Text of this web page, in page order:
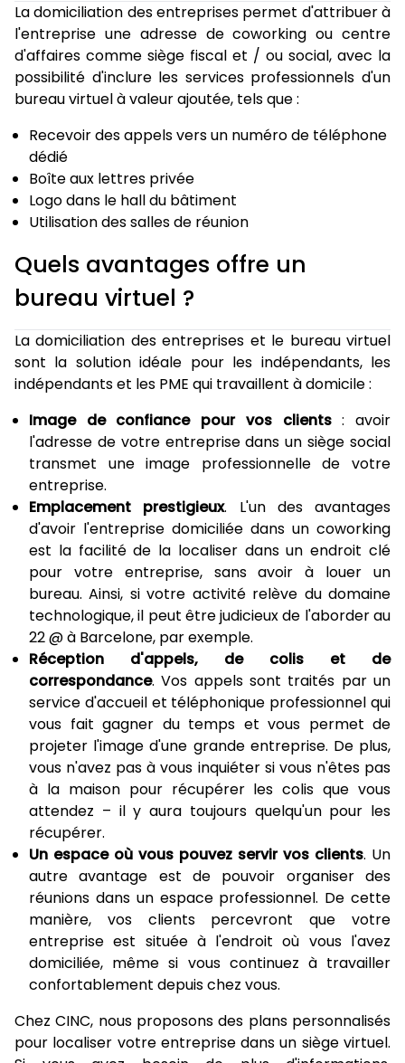
La domiciliation des entreprises permet d'attribuer à
l'entreprise une adresse de coworking ou centre
d'affaires comme siège fiscal et / ou social, avec la
possibilité d'inclure les services professionnels d'un
bureau virtuel à valeur ajoutée, tels que :
Recevoir des appels vers un numéro de téléphone
dédié
Boîte aux lettres privée
Logo dans le hall du bâtiment
Utilisation des salles de réunion
Quels avantages offre un
bureau virtuel ?
La domiciliation des entreprises et le bureau virtuel
sont la solution idéale pour les indépendants, les
indépendants et les PME qui travaillent à domicile :
Image de confiance pour vos clients: avoir
l'adresse de votre entreprise dans un siège social
transmet une image professionnelle de votre
entreprise.
Emplacement prestigieux. L'un des avantages
d'avoir l'entreprise domiciliée dans un coworking
est la facilité de la localiser dans un endroit clé
pour votre entreprise, sans avoir à louer un
bureau. Ainsi, si votre activité relève du domaine
technologique, il peut être judicieux de l'aborder au
22 @ à Barcelone, par exemple.
Réception d'appels, de colis et de
correspondance. Vos appels sont traités par un
service d'accueil et téléphonique professionnel qui
vous fait gagner du temps et vous permet de
projeter l'image d'une grande entreprise. De plus,
vous n'avez pas à vous inquiéter si vous n'êtes pas
à la maison pour récupérer les colis que vous
attendez – il y aura toujours quelqu'un pour les
récupérer.
Un espace où vous pouvez servir vos clients. Un
autre avantage est de pouvoir organiser des
réunions dans un espace professionnel. De cette
manière, vos clients percevront que votre
entreprise est située à l'endroit où vous l'avez
domiciliée, même si vous continuez à travailler
confortablement depuis chez vous.
Chez CINC, nous proposons des plans personnalisés
pour localiser votre entreprise dans un siège virtuel.